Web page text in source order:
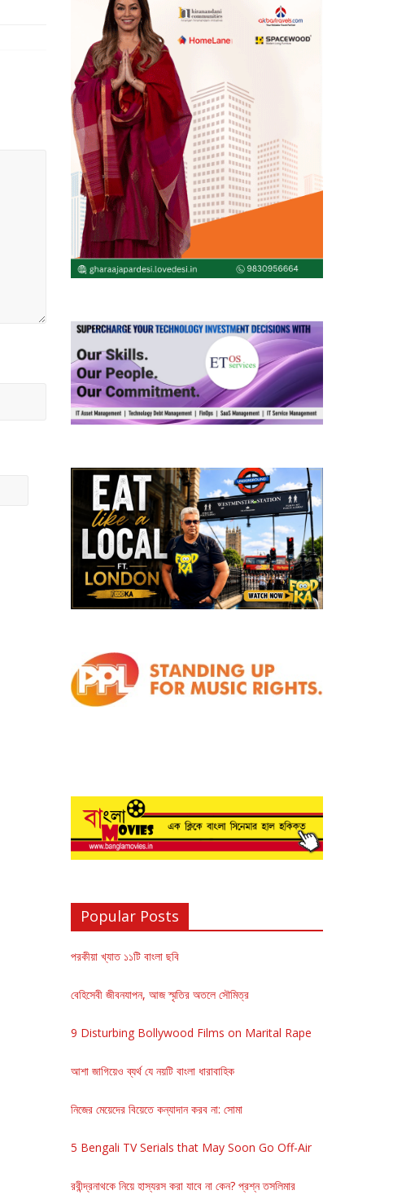
Popular Posts
পরকীয়া খ্যাত ১১টি বাংলা ছবি
বেহিসেবী জীবনযাপন, আজ স্মৃতির অতলে সৌমিত্র
9 Disturbing Bollywood Films on Marital Rape
আশা জাগিয়েও ব্যর্থ যে নয়টি বাংলা ধারাবাহিক
নিজের মেয়েদের বিয়েতে কন্যাদান করব না: সোমা
5 Bengali TV Serials that May Soon Go Off-Air
রবীন্দ্রনাথকে নিয়ে হাস্যরস করা যাবে না কেন? প্রশ্ন তসলিমার